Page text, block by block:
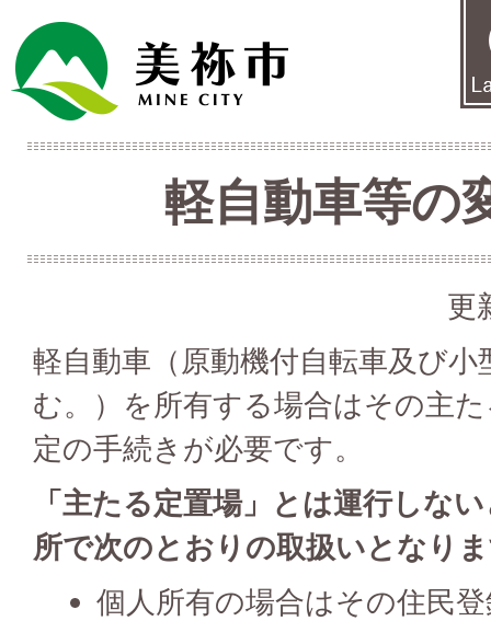
軽自動車等の
更
軽自動車（原動機付自転車及び小
む。）を所有する場合はその主
定の手続きが必要です。
「主たる定置場」とは運行しな
所で次のとおりの取扱いとなり
個人所有の場合はその住民